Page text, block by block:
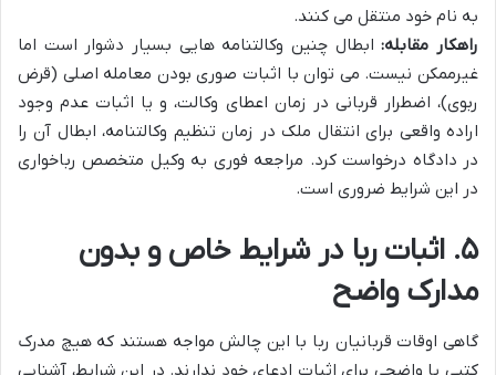
به نام خود منتقل می کنند.
راهکار مقابله:ابطال چنین وکالتنامه هایی بسیار دشوار است اما
غیرممکن نیست. می توان با اثبات صوری بودن معامله اصلی (قرض
ربوی)، اضطرار قربانی در زمان اعطای وکالت، و یا اثبات عدم وجود
اراده واقعی برای انتقال ملک در زمان تنظیم وکالتنامه، ابطال آن را
در دادگاه درخواست کرد. مراجعه فوری به وکیل متخصص رباخواری
در این شرایط ضروری است.
۵. اثبات ربا در شرایط خاص و بدون
مدارک واضح
گاهی اوقات قربانیان ربا با این چالش مواجه هستند که هیچ مدرک